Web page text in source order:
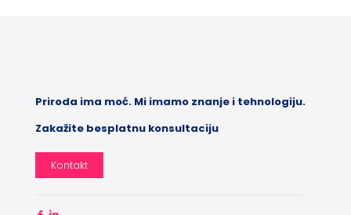
Priroda ima moć. Mi imamo znanje i tehnologiju.
Zakažite besplatnu konsultaciju
Kontakt